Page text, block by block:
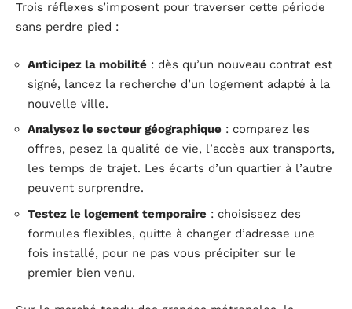
Trois réflexes s’imposent pour traverser cette période
sans perdre pied :
Anticipez la mobilité : dès qu’un nouveau contrat est
signé, lancez la recherche d’un logement adapté à la
nouvelle ville.
Analysez le secteur géographique : comparez les
offres, pesez la qualité de vie, l’accès aux transports,
les temps de trajet. Les écarts d’un quartier à l’autre
peuvent surprendre.
Testez le logement temporaire : choisissez des
formules flexibles, quitte à changer d’adresse une
fois installé, pour ne pas vous précipiter sur le
premier bien venu.